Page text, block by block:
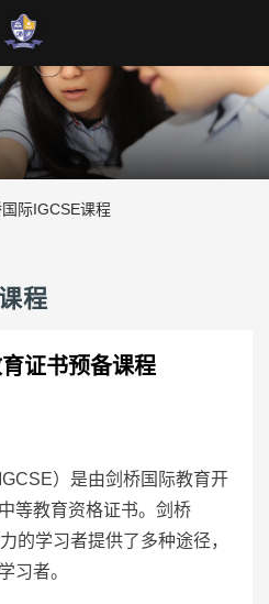
程
际IGCSE课程
程
证书预备课程
）是由剑桥国际教育开
等教育资格证书。剑桥
的学习者提供了多种途径，
习者。